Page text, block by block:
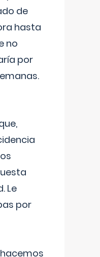
de
hasta
no
por
Le
por